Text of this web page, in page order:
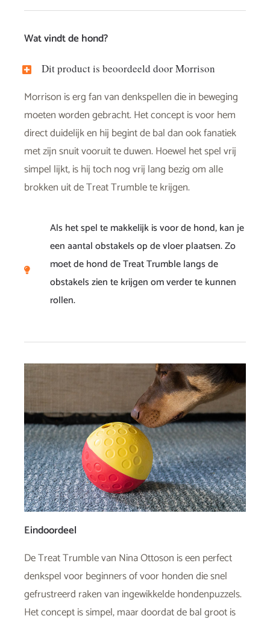
Wat vindt de hond?
Dit product is beoordeeld door Morrison
Morrison is erg fan van denkspellen die in beweging
moeten worden gebracht. Het concept is voor hem
direct duidelijk en hij begint de bal dan ook fanatiek
met zijn snuit vooruit te duwen. Hoewel het spel vrij
simpel lijkt, is hij toch nog vrij lang bezig om alle
brokken uit de Treat Trumble te krijgen.
Als het spel te makkelijk is voor de hond, kan je
een aantal obstakels op de vloer plaatsen. Zo
moet de hond de Treat Trumble langs de
obstakels zien te krijgen om verder te kunnen
rollen.
Eindoordeel
De Treat Trumble van Nina Ottoson is een perfect
denkspel voor beginners of voor honden die snel
gefrustreerd raken van ingewikkelde hondenpuzzels.
Het concept is simpel, maar doordat de bal groot is